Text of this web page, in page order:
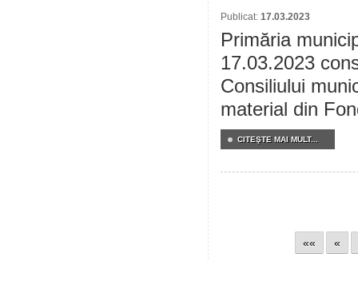
Publicat: 17.03.2023
Primăria
17.03.2023
Consiliului
material din
CITEŞTE MAI MULT...
«« «